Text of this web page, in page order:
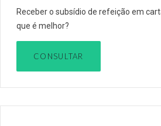
Receber o subsídio de refeição em
que é melhor?
CONSULTAR